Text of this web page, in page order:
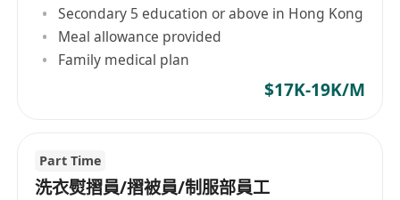
福利：
公司政策規範。
Secondary 5 education or above in Hong Kong
Meal allowance provided
Family medical plan
$17K-19K/M
Part Time
洗衣熨摺員/摺被員/制服部員工